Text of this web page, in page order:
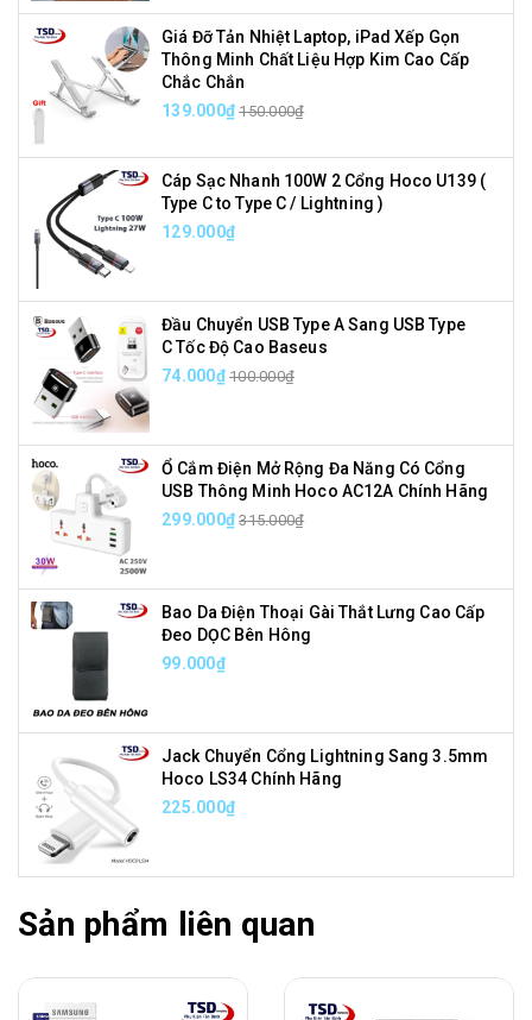
Giá Đỡ Tản Nhiệt Laptop, iPad Xếp Gọn
Thông Minh Chất Liệu Hợp Kim Cao Cấp
Chắc Chắn
139.000₫ 150.000₫
Cáp Sạc Nhanh 100W 2 Cổng Hoco U139 (
Type C to Type C / Lightning )
129.000₫
Đầu Chuyển USB Type A Sang USB Type
C Tốc Độ Cao Baseus
74.000₫ 100.000₫
Ổ Cắm Điện Mở Rộng Đa Năng Có Cổng
USB Thông Minh Hoco AC12A Chính Hãng
299.000₫ 315.000₫
Bao Da Điện Thoại Gài Thắt Lưng Cao Cấp
Đeo DỌC Bên Hông
99.000₫
Jack Chuyển Cổng Lightning Sang 3.5mm
Hoco LS34 Chính Hãng
225.000₫
Sản phẩm liên quan